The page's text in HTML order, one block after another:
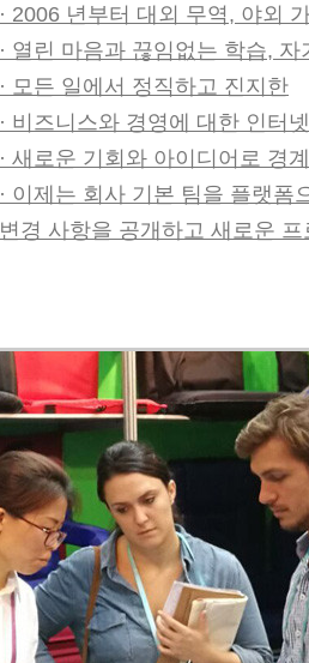
· 2006 년부터 대외 무역, 야외
· 열린 마음과 끊임없는 학습, 자
· 모든 일에서 정직하고 진지한
· 비즈니스와 경영에 대한 인터
· 새로운 기회와 아이디어로 경
· 이제는 회사 기본 팀을 플랫
변경 사항을 공개하고 새로운